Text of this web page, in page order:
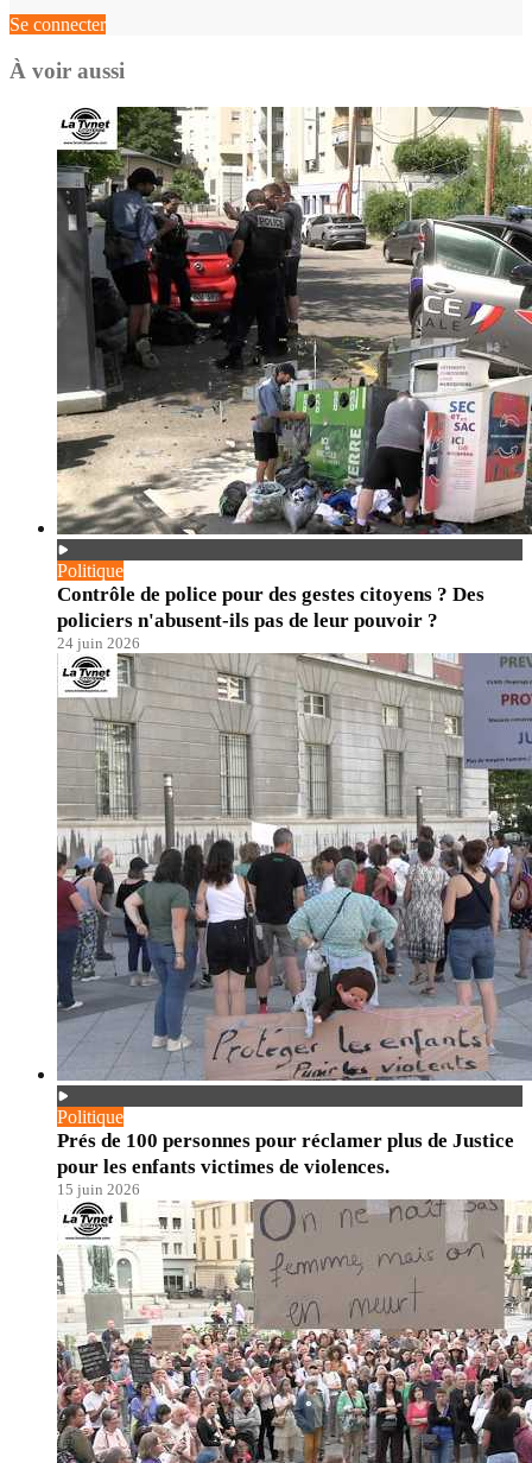
Se connecter
À voir aussi
Politique
Contrôle de police pour des gestes citoyens ? Des
policiers n'abusent-ils pas de leur pouvoir ?
24 juin 2026
Politique
Prés de 100 personnes pour réclamer plus de Justice
pour les enfants victimes de violences.
15 juin 2026